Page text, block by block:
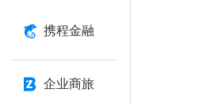
携程金融
企业商旅